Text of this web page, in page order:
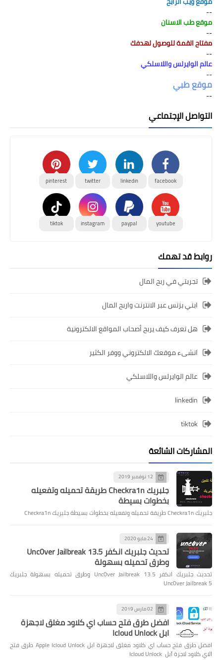
--
موقع طب الاسنان
--
مفتاح القمة للوصول لهدفك
--
عالم الوايرلس واللاسلكي
--
موقع طبي
--
التواصل الإجتماعي
facebook
linkedin
twitter
pinterest
youtube
paypal
instagram
tiktok
روابط قد تهمك
تجربتي في ربح المال
ابني بزنس عبر الانترنت واربح المال
هل تعرف كيف يربح أصحاب المواقع الالكترونية
انشىء موقعك الالكتروني ووفر الكثير
عالم الوايرلس واللاسلكي
linkedin
tiktok
المشاركات الشائعة
12 نوفمبر 2019
جلبريك Checkra1n طريقة تحميله وتفعيله
بخطوات بسيطة
جلبريك Checkra1n طريقة تحميله وتفعيله بخطوات بسيطة جلبريك Checkra1n
24 مايو 2020
تحديث جلبريك انكفر Unc0ver Jailbreak 13.5
وطرق تحميله بسهولة
تحديث جلبريك انكفر Unc0ver Jailbreak 13.5 وطرق تحميله بسهولة جلبريك
Unc0ver Jailbreak 5
02 مارس 2019
افضل طرق فتح حساب اي كلاود مغلق لاجهزة
ابل Icloud Unlock
افضل طرق فتح حساب اي كلاود مغلق لاجهزة ابل Apple Icloud Unlock طرق فتح
الاي كلاود لاجزة آبل Icloud Unlock